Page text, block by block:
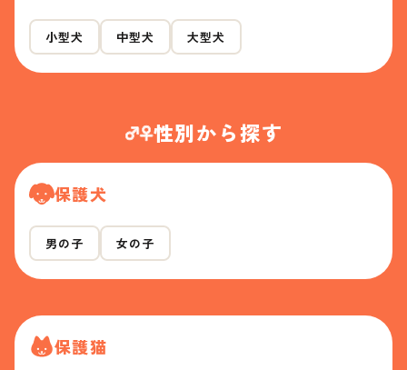
小型犬 中型犬 大型犬
性別から探す
保護犬
男の子 女の子
保護猫